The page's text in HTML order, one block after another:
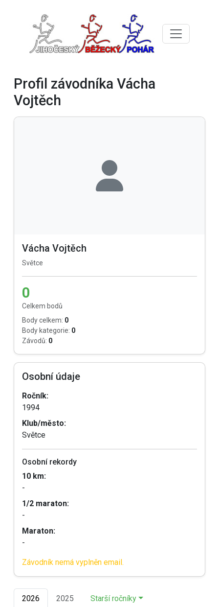
Profil závodníka Vácha
Vojtěch
Vácha Vojtěch
Světce
0
Celkem bodů
Body celkem: 0
Body kategorie: 0
Závodů: 0
Osobní údaje
Ročník:
1994
Klub/město:
Světce
Osobní rekordy
10 km:
-
1/2 maraton:
-
Maraton:
-
Závodník nemá vyplněn email.
2026 2025 Starší ročníky